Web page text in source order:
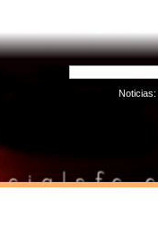
Noticias: